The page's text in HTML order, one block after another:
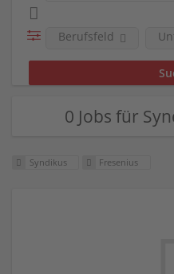
Berufsfeld
0 Jobs für
Syndikus Fresenius